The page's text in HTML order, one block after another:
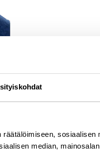
median,